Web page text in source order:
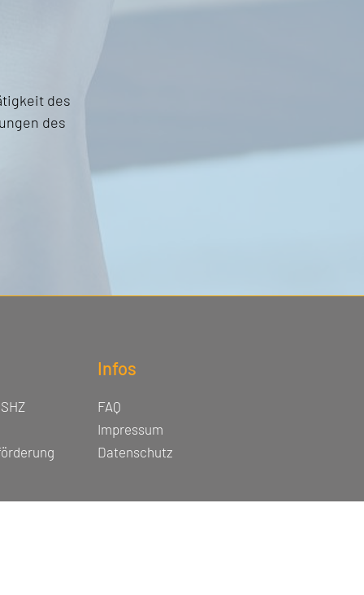
des
des
Infos
FAQ
Impressum
Datenschutz